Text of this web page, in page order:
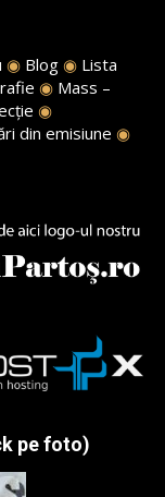
◉ Blog ◉ Lista
◉ Mass –
◉
din emisiune ◉
pe foto)